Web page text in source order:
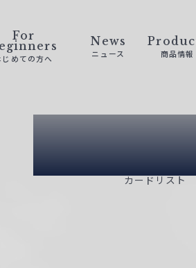
For
じめての方へ
News
ニュース 商品情報
Card
カードリスト